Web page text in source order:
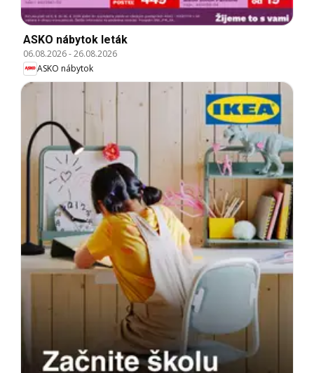
ASKO nábytok leták
06.08.2026-26.08.2026
ASKO nábytok